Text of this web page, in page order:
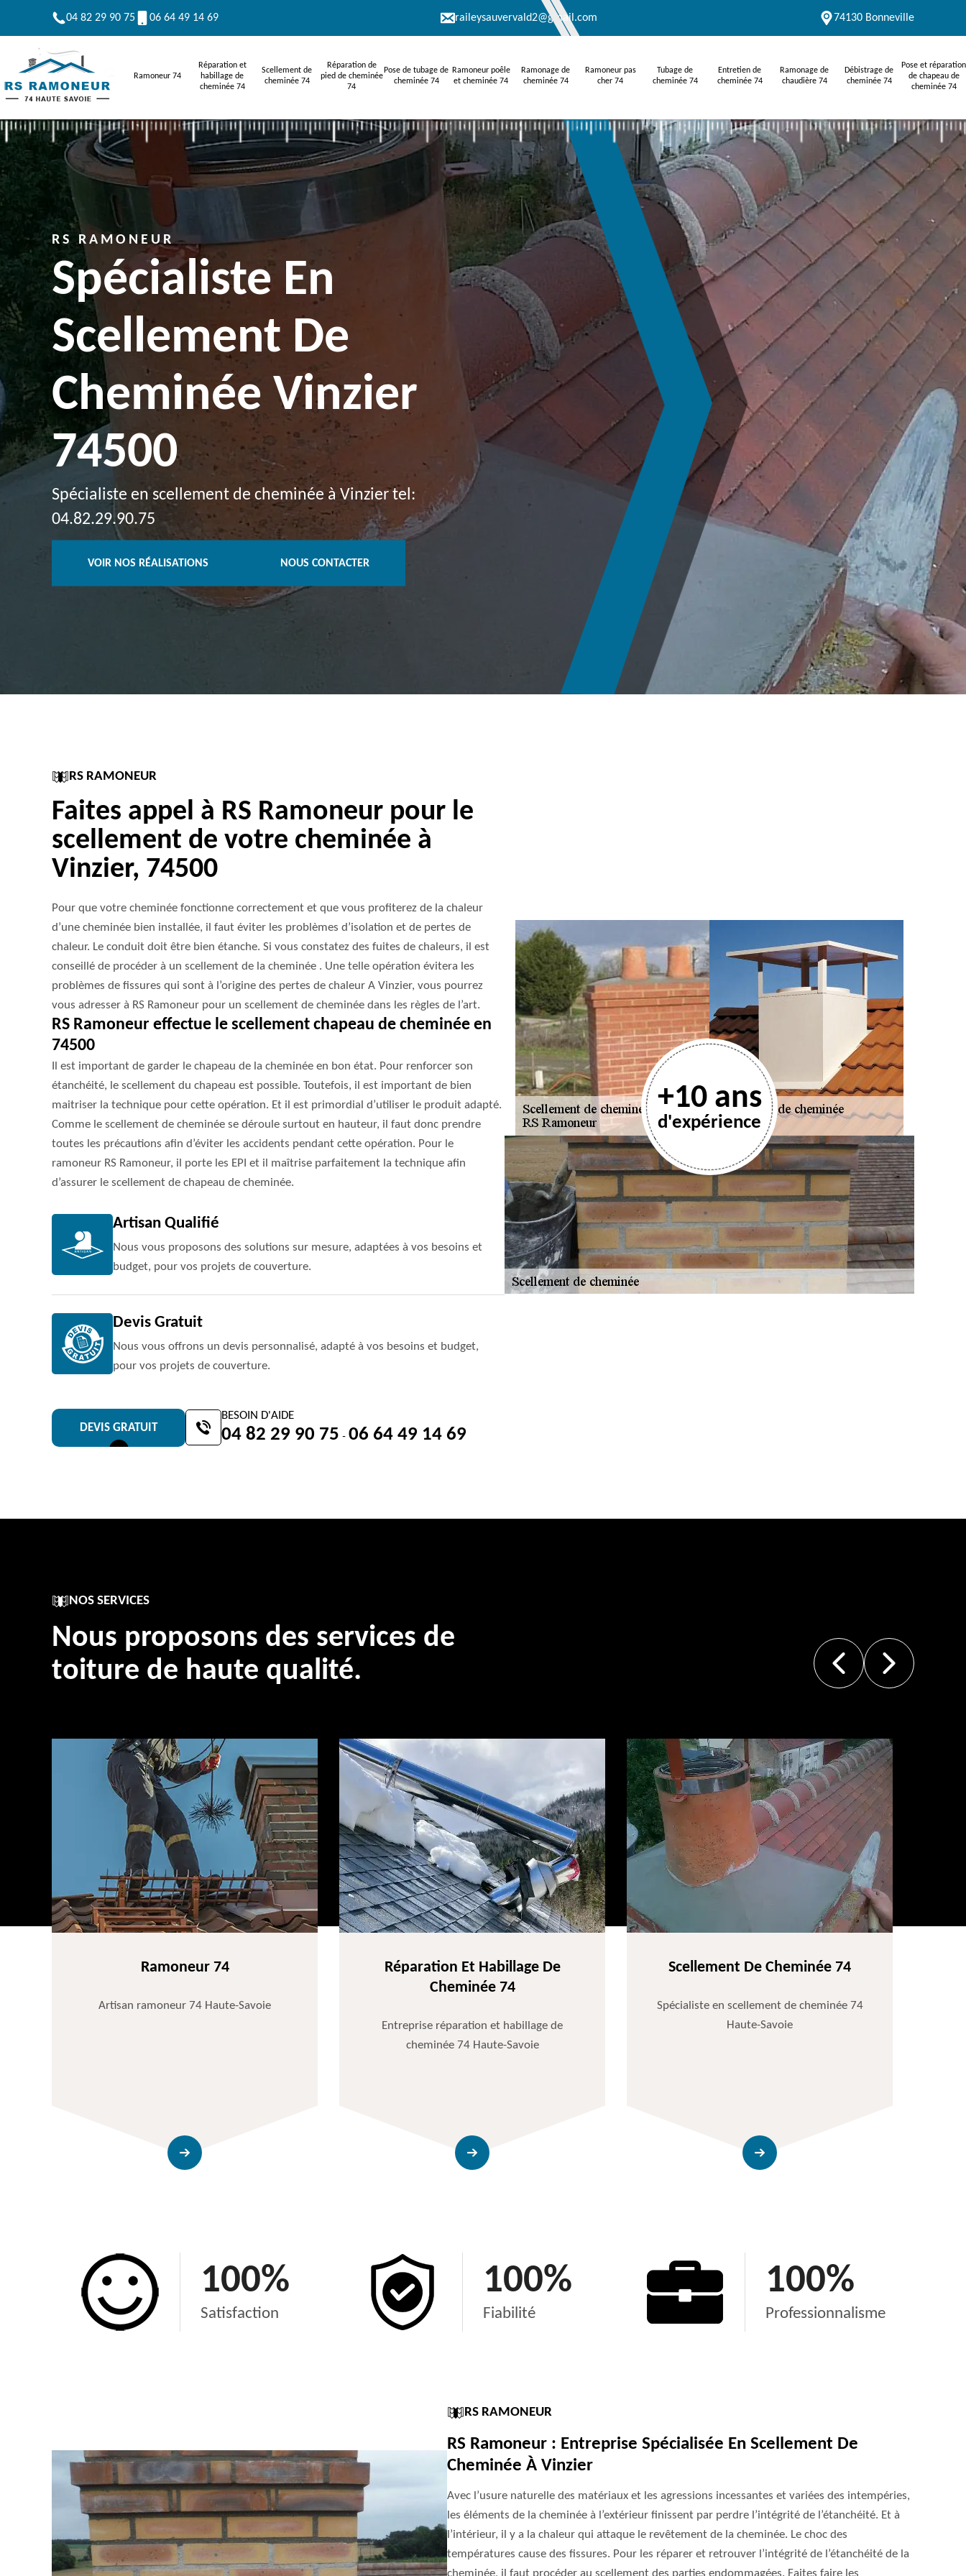
04 82 29 90 75 06 64 49 14 69 raileysauvervald2@gmail.com 74130 Bonneville
Ramoneur 74
Réparation et
habillage de
cheminée 74
Scellement de
cheminée 74
Réparation de
pied de cheminée
74
Pose de tubage de
cheminée 74
Ramoneur poêle
et cheminée 74
Ramonage de
cheminée 74
Ramoneur pas
cher 74
Tubage de
cheminée 74
Entretien de
cheminée 74
Ramonage de
chaudière 74
Débistrage de
cheminée 74
Pose et réparation
de chapeau de
cheminée 74
RS RAMONEUR
Spécialiste En
Scellement De
Cheminée Vinzier
74500
Spécialiste en scellement de cheminée à Vinzier tel:
04.82.29.90.75
VOIR NOS RÉALISATIONS NOUS CONTACTER
RS RAMONEUR
Faites appel à RS Ramoneur pour le
scellement de votre cheminée à
Vinzier, 74500
Pour que votre cheminée fonctionne correctement et que vous profiterez de la chaleur
d’une cheminée bien installée, il faut éviter les problèmes d’isolation et de pertes de
chaleur. Le conduit doit être bien étanche. Si vous constatez des fuites de chaleurs, il est
conseillé de procéder à un scellement de la cheminée . Une telle opération évitera les
problèmes de fissures qui sont à l’origine des pertes de chaleur A Vinzier, vous pourrez
vous adresser à RS Ramoneur pour un scellement de cheminée dans les règles de l’art.
RS Ramoneur effectue le scellement chapeau de cheminée en
74500
Il est important de garder le chapeau de la cheminée en bon état. Pour renforcer son
étanchéité, le scellement du chapeau est possible. Toutefois, il est important de bien
maitriser la technique pour cette opération. Et il est primordial d’utiliser le produit adapté.
Comme le scellement de cheminée se déroule surtout en hauteur, il faut donc prendre
toutes les précautions afin d’éviter les accidents pendant cette opération. Pour le
ramoneur RS Ramoneur, il porte les EPI et il maîtrise parfaitement la technique afin
d’assurer le scellement de chapeau de cheminée.
Artisan Qualifié
Nous vous proposons des solutions sur mesure, adaptées à vos besoins et
budget, pour vos projets de couverture.
Devis Gratuit
Nous vous offrons un devis personnalisé, adapté à vos besoins et budget,
pour vos projets de couverture.
DEVIS GRATUIT
BESOIN D'AIDE
04 82 29 90 75 - 06 64 49 14 69
+10 ans
d'expérience
NOS SERVICES
Nous proposons des services de
toiture de haute qualité.
Ramoneur 74
Artisan ramoneur 74 Haute-Savoie
Réparation Et Habillage De
Cheminée 74
Entreprise réparation et habillage de
cheminée 74 Haute-Savoie
Scellement De Cheminée 74
Spécialiste en scellement de cheminée 74
Haute-Savoie
100%
Satisfaction
100%
Fiabilité
100%
Professionnalisme
RS RAMONEUR
RS Ramoneur : Entreprise Spécialisée En Scellement De
Cheminée À Vinzier
Avec l’usure naturelle des matériaux et les agressions incessantes et variées des intempéries,
les éléments de la cheminée à l’extérieur finissent par perdre l’intégrité de l’étanchéité. Et à
l’intérieur, il y a la chaleur qui attaque le revêtement de la cheminée. Le choc des
températures cause des fissures. Pour les réparer et retrouver l’intégrité de l’étanchéité de la
cheminée, il faut procéder au scellement des parties endommagées. Faites faire les